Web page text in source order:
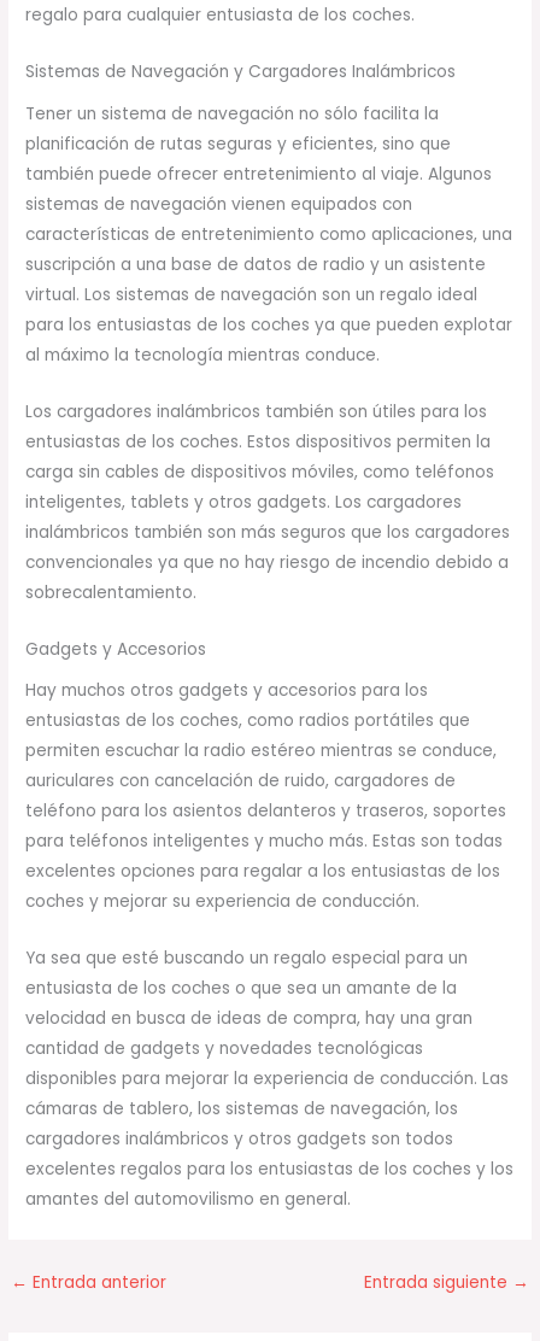
regalo para cualquier entusiasta de los coches.
Sistemas de Navegación y Cargadores Inalámbricos
Tener un sistema de navegación no sólo facilita la
planificación de rutas seguras y eficientes, sino que
también puede ofrecer entretenimiento al viaje. Algunos
sistemas de navegación vienen equipados con
características de entretenimiento como aplicaciones, una
suscripción a una base de datos de radio y un asistente
virtual. Los sistemas de navegación son un regalo ideal
para los entusiastas de los coches ya que pueden explotar
al máximo la tecnología mientras conduce.
Los cargadores inalámbricos también son útiles para los
entusiastas de los coches. Estos dispositivos permiten la
carga sin cables de dispositivos móviles, como teléfonos
inteligentes, tablets y otros gadgets. Los cargadores
inalámbricos también son más seguros que los cargadores
convencionales ya que no hay riesgo de incendio debido a
sobrecalentamiento.
Gadgets y Accesorios
Hay muchos otros gadgets y accesorios para los
entusiastas de los coches, como radios portátiles que
permiten escuchar la radio estéreo mientras se conduce,
auriculares con cancelación de ruido, cargadores de
teléfono para los asientos delanteros y traseros, soportes
para teléfonos inteligentes y mucho más. Estas son todas
excelentes opciones para regalar a los entusiastas de los
coches y mejorar su experiencia de conducción.
Ya sea que esté buscando un regalo especial para un
entusiasta de los coches o que sea un amante de la
velocidad en busca de ideas de compra, hay una gran
cantidad de gadgets y novedades tecnológicas
disponibles para mejorar la experiencia de conducción. Las
cámaras de tablero, los sistemas de navegación, los
cargadores inalámbricos y otros gadgets son todos
excelentes regalos para los entusiastas de los coches y los
amantes del automovilismo en general.
← Entrada anterior Entrada siguiente →